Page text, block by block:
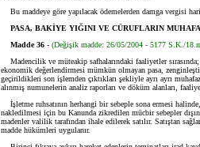
Bu maddeye göre yapılacak ödemelerden damga vergisi
PASA, BAKİYE YIĞINI VE CÜRUFLARIN
Madde 36 - (Değişik madde: 26/05/2004 - 5177 S.K./
Madencilik ve müteakip safhalarındaki faaliyetler
ekonomik değerlendirmesi mümkün olmayan pasa,
geçirildikleri son işlemden çıktıkları şekliyle ayrı ayrı
alınmış numunelerin analiz raporları ve döküm alanları,
İşletme ruhsatının herhangi bir sebeple sona ermesi
nakledilmesi için bu Kanunda zikredilen mücbir sebepler
madenler valilik tarafından ihale edilerek satılır. Satıştan
madde hükümleri uygulanır.